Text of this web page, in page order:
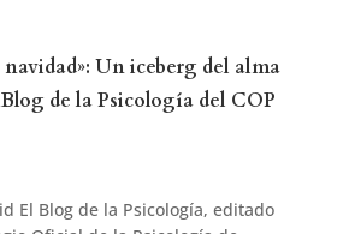
Un iceberg del alma
de la Psicología del COP
El Blog de la Psicología, editado